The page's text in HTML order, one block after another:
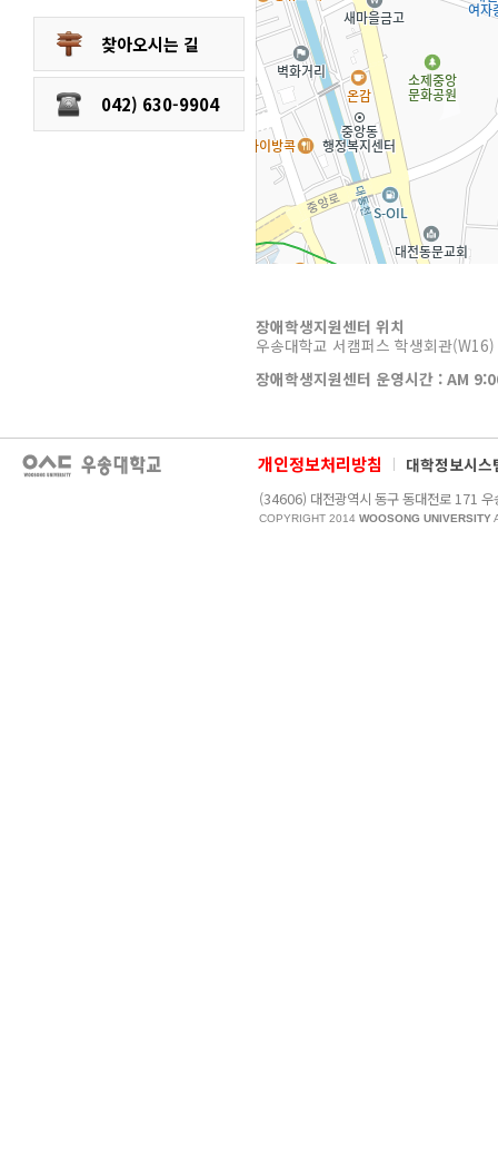
찾아오시는 길
042) 630-9904
장애학생지원센터 위치
우송대학교 서캠퍼스 학생회관
장애학생지원센터 운영시간 : AM
개인정보처리방침 대학정보시스
(34606) 대전광역시 동구 동대전로 171
COPYRIGHT 2014 WOOSONG UNIVERSITY